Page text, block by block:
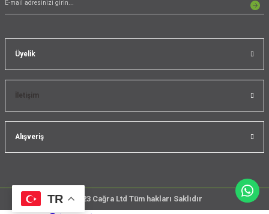
Üyelik
İletişim
Alışveriş
TR @2023 Cağra Ltd Tüm hakları Saklıdır